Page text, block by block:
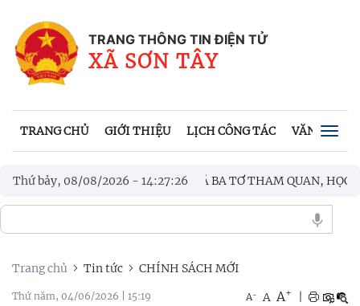
TRANG THÔNG TIN ĐIỆN TỬ
XÃ SƠN TÂY
TRANG CHỦ GIỚI THIỆU LỊCH CÔNG TÁC VĂN BẢN
Thứ bảy, 08/08/2026 - 14:27:28
ĐOÀN CÔNG TÁC XÃ BA TƠ THAM QUAN, HỌC TẬP, TRAO
CÁC ANH HÙNG LIỆT SĨ
Trang chủ Tin tức CHÍNH SÁCH MỚI
Thứ năm, 04/06/2026 15:19 A- A A+